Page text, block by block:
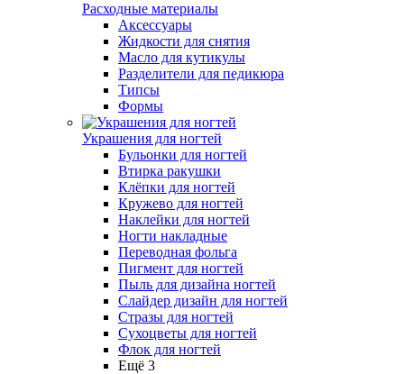
Расходные материалы
Аксессуары
Жидкости для снятия
Масло для кутикулы
Разделители для педикюра
Типсы
Формы
Украшения для ногтей
Бульонки для ногтей
Втирка ракушки
Клёпки для ногтей
Кружево для ногтей
Наклейки для ногтей
Ногти накладные
Переводная фольга
Пигмент для ногтей
Пыль для дизайна ногтей
Слайдер дизайн для ногтей
Стразы для ногтей
Сухоцветы для ногтей
Флок для ногтей
Ещё 3